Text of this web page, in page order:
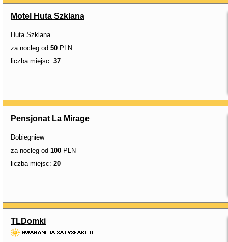
Motel Huta Szklana
Huta Szklana
za nocleg od 50 PLN
liczba miejsc: 37
Pensjonat La Mirage
Dobiegniew
za nocleg od 100 PLN
liczba miejsc: 20
TLDomki